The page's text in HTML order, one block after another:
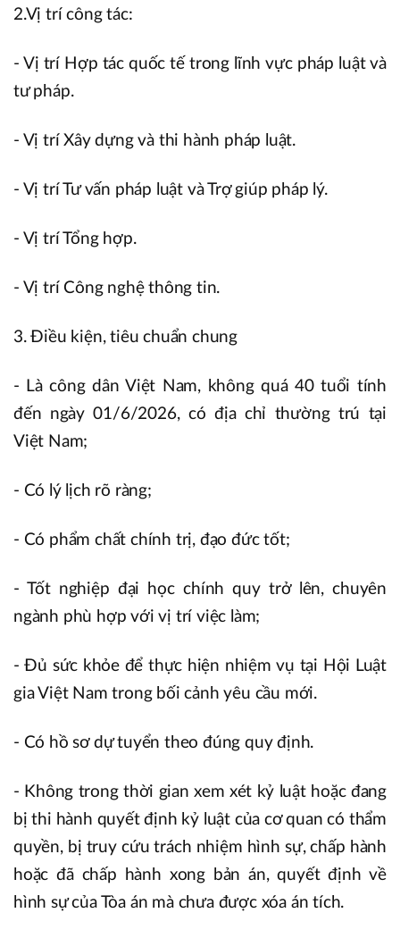
2.Vị trí công tác:
- Vị trí Hợp tác quốc tế trong lĩnh vực pháp luật và
tư pháp.
- Vị trí Xây dựng và thi hành pháp luật.
- Vị trí Tư vấn pháp luật và Trợ giúp pháp lý.
- Vị trí Tổng hợp.
- Vị trí Công nghệ thông tin.
3. Điều kiện, tiêu chuẩn chung
- Là công dân Việt Nam, không quá 40 tuổi tính
đến ngày 01/6/2026, có địa chỉ thường trú tại
Việt Nam;
- Có lý lịch rõ ràng;
- Có phẩm chất chính trị, đạo đức tốt;
- Tốt nghiệp đại học chính quy trở lên, chuyên
ngành phù hợp với vị trí việc làm;
- Đủ sức khỏe để thực hiện nhiệm vụ tại Hội Luật
gia Việt Nam trong bối cảnh yêu cầu mới.
- Có hồ sơ dự tuyển theo đúng quy định.
- Không trong thời gian xem xét kỷ luật hoặc đang
bị thi hành quyết định kỷ luật của cơ quan có thẩm
quyền, bị truy cứu trách nhiệm hình sự, chấp hành
hoặc đã chấp hành xong bản án, quyết định về
hình sự của Tòa án mà chưa được xóa án tích.